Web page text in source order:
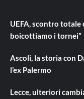
UEFA, scontro totale
boicottiamo i tornei”
Ascoli, la storia con
l’ex Palermo
Lecce, ulteriori